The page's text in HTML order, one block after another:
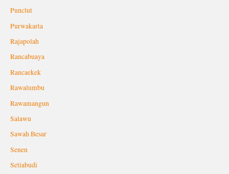
Punclut
Purwakarta
Rajapolah
Rancabuaya
Rancaekek
Rawalumbu
Rawamangun
Salawu
Sawah Besar
Senen
Setiabudi